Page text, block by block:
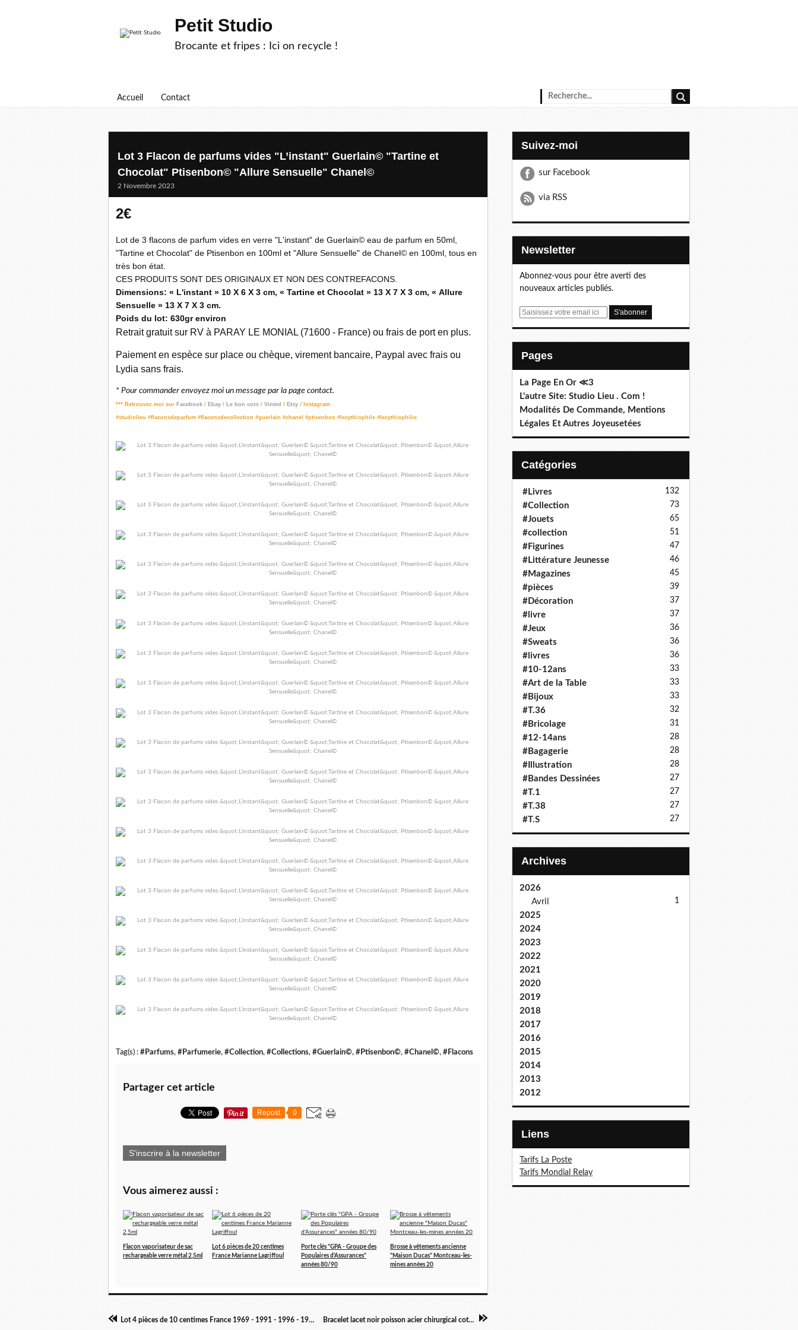
Petit Studio
Brocante et fripes : Ici on recycle !
Accueil Contact
Lot 3 Flacon de parfums vides "L’instant" Guerlain© "Tartine et
Chocolat" Ptisenbon© "Allure Sensuelle" Chanel©
2 Novembre 2023
2€
Lot de 3 flacons de parfum vides en verre "L'instant" de Guerlain© eau de parfum en 50ml,
"Tartine et Chocolat" de Ptisenbon en 100ml et "Allure Sensuelle" de Chanel© en 100ml, tous en
très bon état.
CES PRODUITS SONT DES ORIGINAUX ET NON DES CONTREFACONS.
Dimensions: « L'instant » 10 X 6 X 3 cm, « Tartine et Chocolat » 13 X 7 X 3 cm, « Allure
Sensuelle » 13 X 7 X 3 cm.
Poids du lot: 630gr environ
Retrait gratuit sur RV à PARAY LE MONIAL (71600 - France) ou frais de port en plus.
Paiement en espèce sur place ou chèque, virement bancaire, Paypal avec frais ou
Lydia sans frais.
* Pour commander envoyez moi un message par la page contact.
*** Retrouvez moi sur Facebook / Ebay / Le bon coin / Vinted / Etsy / Instagram
#studiolieu #flaconsdeparfum #flaconsdecollection #guerlain #chanel #ptisenbon #lecythiophile #lecythiophilie
Tag(s) : #Parfums, #Parfumerie, #Collection, #Collections, #Guerlain©, #Ptisenbon©, #Chanel©, #Flacons
Partager cet article
Repost 0
S'inscrire à la newsletter
Vous aimerez aussi :
Flacon vaporisateur de sac
rechargeable verre métal 2,5ml
Lot 6 pièces de 20 centimes
France Marianne Lagriffoul
Porte clés "GPA - Groupe des
Populaires d'Assurances"
années 80/90
Brosse à vêtements ancienne
"Maison Ducas" Montceau-les-
mines années 20
Lot 4 pièces de 10 centimes France 1969 - 1991 - 1996 - 1997 Bracelet lacet noir poisson acier chirurgical coton
Suivez-moi
sur Facebook
via RSS
Newsletter
Abonnez-vous pour être averti des
nouveaux articles publiés.
E
Pages
La Page En Or ≪3
L'autre Site: Studio Lieu . Com !
Modalités De Commande, Mentions
Légales Et Autres Joyeusetées
Catégories
#Livres 132
#Collection 73
#Jouets 65
#collection 51
#Figurines 47
#Littérature Jeunesse 46
#Magazines 45
#pièces 39
#Décoration 37
#livre 37
#Jeux 36
#Sweats 36
#livres 36
#10-12ans 33
#Art de la Table 33
#Bijoux 33
#T.36 32
#Bricolage 31
#12-14ans 28
#Bagagerie 28
#Illustration 28
#Bandes Dessinées 27
#T.1 27
#T.38 27
#T.S 27
Archives
2026
Avril
1
2025
2024
2023
2022
2021
2020
2019
2018
2017
2016
2015
2014
2013
2012
Liens
Tarifs La Poste
Tarifs Mondial Relay